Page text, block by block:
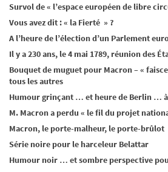
Survol de « l’espace européen de libre
Vous avez dit : « la Fierté » ?
A l’heure de l’élection d’un Parlement
Il y a 230 ans, le 4 mai 1789, réunion des
Bouquet de muguet pour Macron – «
tous les autres
Humour grinçant … et heure de Berlin …
M. Macron a perdu « le fil du projet
Macron, le porte-malheur, le porte-brûlot
Série noire pour le harceleur Belattar
Humour noir … et sombre perspective